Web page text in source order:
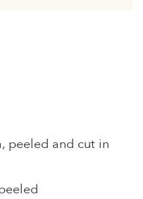
peeled and cut in